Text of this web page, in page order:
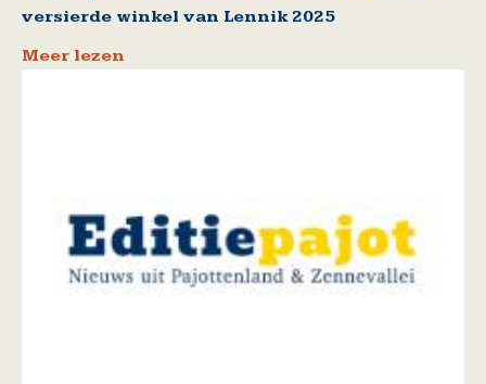
versierde winkel van Lennik 2025
Meer lezen